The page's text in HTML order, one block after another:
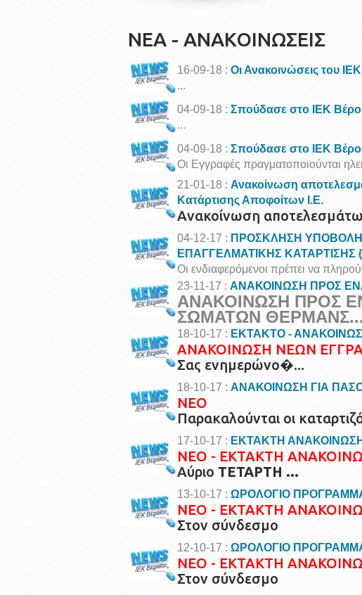
ΝΕΑ - ΑΝΑΚΟΙΝΩΣΕΙΣ
16-09-18 : Οι Ανακοινώσεις του
...
04-09-18 : Σπούδασε στο ΙΕΚ
...
04-09-18 : Σπούδασε στο ΙΕΚ
Οι Εγγραφές πραγματοποιούνται
21-01-18 : Ανακοίνωση
Κατάρτισης Αποφοίτων Ι.Ε.
Ανακοίνωση
04-12-17 : ΠΡΟΣΚΛΗΣΗ
ΕΠΑΓΓΕΛΜΑΤΙΚΗΣ ΚΑΤΑΡΤΙΣΗΣ
Οι ενδιαφερόμενοι πρέπει να
23-11-17 : ΑΝΑΚΟΙΝΩΣΗ ΠΡΟΣ
ΑΝΑΚΟΙΝΩΣΗ ΠΡΟΣ
ΣΩΜΑΤΩΝ ΘΕΡΜΑΝΣ...
18-10-17 : ΕΚΤΑΚΤΟ -
ΑΝΑΚΟΙΝΩΣΗ ΝΕΩΝ
Σας ενημερώνο�...
18-10-17 : ΑΝΑΚΟΙΝΩΣΗ ΓΙΑ
ΝΕΟ
Παρακαλούνται οι
17-10-17 : ΕΚΤΑΚΤΗ ΑΝΑΚΟΙΝΩΣΗ
ΝΕΟ - ΕΚΤΑΚΤΗ
Αύριο ΤΕΤΑΡΤΗ ...
13-10-17 : ΩΡΟΛΟΓΙΟ ΠΡΟΓΡΑΜΜΑ
ΝΕΟ - ΕΚΤΑΚΤΗ
Στον σύνδεσμο
12-10-17 : ΩΡΟΛΟΓΙΟ
ΝΕΟ - ΕΚΤΑΚΤΗ
Στον σύνδεσμο